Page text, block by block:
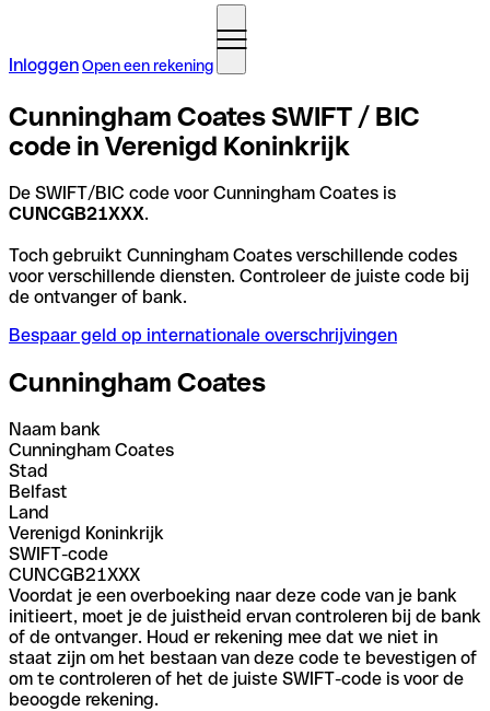
InloggenOpen een rekening
Cunningham Coates SWIFT / BIC
code in Verenigd Koninkrijk
De SWIFT/BIC code voor Cunningham Coates is
CUNCGB21XXX.
Toch gebruikt Cunningham Coates verschillende codes
voor verschillende diensten. Controleer de juiste code bij
de ontvanger of bank.
Bespaar geld op internationale overschrijvingen
Cunningham Coates
Naam bank
Cunningham Coates
Stad
Belfast
Land
Verenigd Koninkrijk
SWIFT-code
CUNCGB21XXX
Voordat je een overboeking naar deze code van je bank
initieert, moet je de juistheid ervan controleren bij de bank
of de ontvanger. Houd er rekening mee dat we niet in
staat zijn om het bestaan van deze code te bevestigen of
om te controleren of het de juiste SWIFT-code is voor de
beoogde rekening.